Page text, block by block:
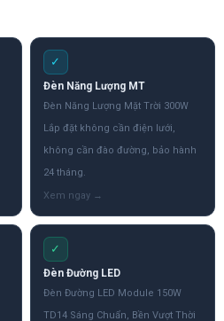
✓
Đèn Năng Lượng MT
Đèn Năng Lượng Mặt Trời 300W
Lắp đặt không cần điện lưới,
không cần đào đường, bảo hành
24 tháng.
✓
Đèn Đường LED
Đèn Đường LED Module 150W
TD14 Sáng Chuẩn, Bền Vượt Thời